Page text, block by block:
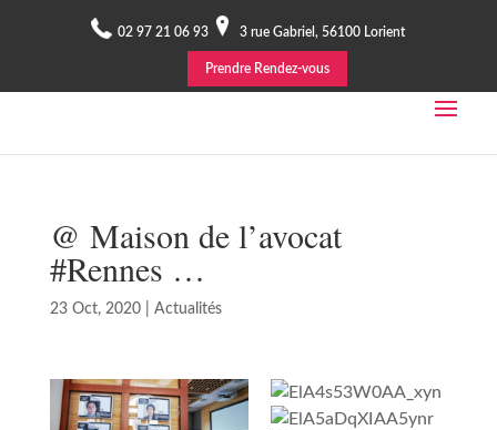
02 97 21 06 93 3 rue Gabriel, 56100 Lorient
Prendre Rendez-vous
@ Maison de l’avocat
#Rennes …
23 Oct, 2020| Actualités